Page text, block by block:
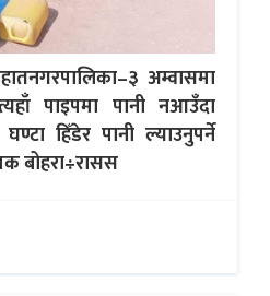
अम्वासमा
पाइपमा पानी नआउँदा
हिँडेर पानी ल्याउनुपर्ने
बोहरा÷रासस